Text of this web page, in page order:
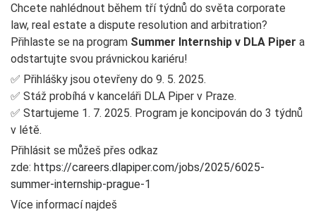
Chcete nahlédnout během tří týdnů do světa corporate
law, real estate a dispute resolution and arbitration?
Přihlaste se na program Summer Internship v DLA Piper a
odstartujte svou právnickou kariéru!
✅ Přihlášky jsou otevřeny do 9. 5. 2025.
✅ Stáž probíhá v kanceláři DLA Piper v Praze.
✅ Startujeme 1. 7. 2025. Program je koncipován do 3 týdnů
v létě.
Přihlásit se můžeš přes odkaz
zde: https://careers.dlapiper.com/jobs/2025/6025-
summer-internship-prague-1
Více informací najdeš